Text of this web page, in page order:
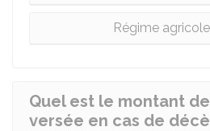
Régime
Quel est le montant
versée en cas de